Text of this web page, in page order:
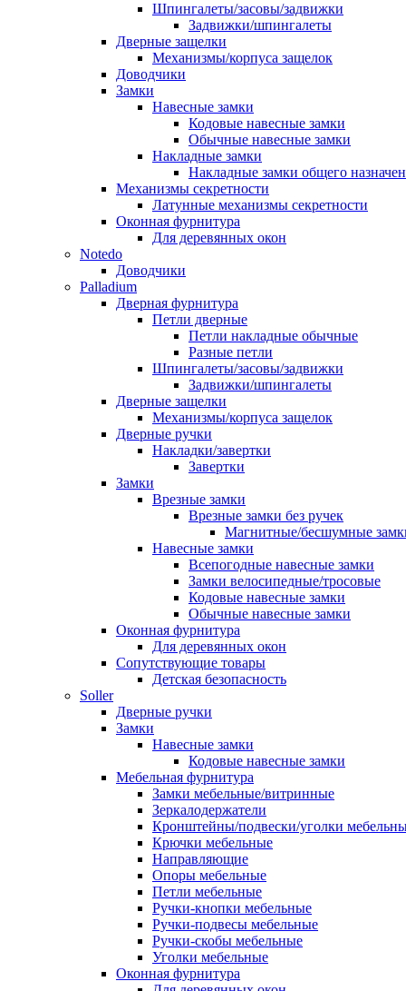
Шпингалеты/засовы/задвижки
Задвижки/шпингалеты
Дверные защелки
Механизмы/корпуса защелок
Доводчики
Замки
Навесные замки
Кодовые навесные замки
Обычные навесные замки
Накладные замки
Накладные замки общего
Механизмы секретности
Латунные механизмы секретности
Оконная фурнитура
Для деревянных окон
Notedo
Доводчики
Palladium
Дверная фурнитура
Петли дверные
Петли накладные обычные
Разные петли
Шпингалеты/засовы/задвижки
Задвижки/шпингалеты
Дверные защелки
Механизмы/корпуса защелок
Дверные ручки
Накладки/завертки
Завертки
Замки
Врезные замки
Врезные замки без ручек
Магнитные/бесшумные
Навесные замки
Всепогодные навесные замки
Замки велосипедные/тросовые
Кодовые навесные замки
Обычные навесные замки
Оконная фурнитура
Для деревянных окон
Сопутствующие товары
Детская безопасность
Soller
Дверные ручки
Замки
Навесные замки
Кодовые навесные замки
Мебельная фурнитура
Замки мебельные/витринные
Зеркалодержатели
Кронштейны/подвески/уголки
Крючки мебельные
Направляющие
Опоры мебельные
Петли мебельные
Ручки-кнопки мебельные
Ручки-подвесы мебельные
Ручки-скобы мебельные
Уголки мебельные
Оконная фурнитура